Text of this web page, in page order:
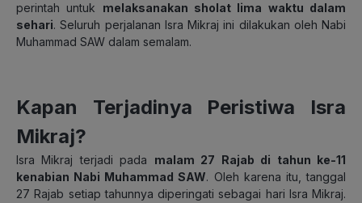
perintah untuk melaksanakan sholat lima waktu dalam
sehari. Seluruh perjalanan Isra Mikraj ini dilakukan oleh Nabi
Muhammad SAW dalam semalam.
Kapan Terjadinya Peristiwa Isra
Mikraj?
Isra Mikraj terjadi pada malam 27 Rajab di tahun ke-11
kenabian Nabi Muhammad SAW. Oleh karena itu, tanggal
27 Rajab setiap tahunnya diperingati sebagai hari Isra Mikraj.